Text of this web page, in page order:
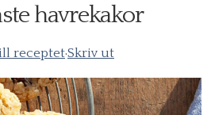
MIGhavrekakor
receptet·Skriv ut